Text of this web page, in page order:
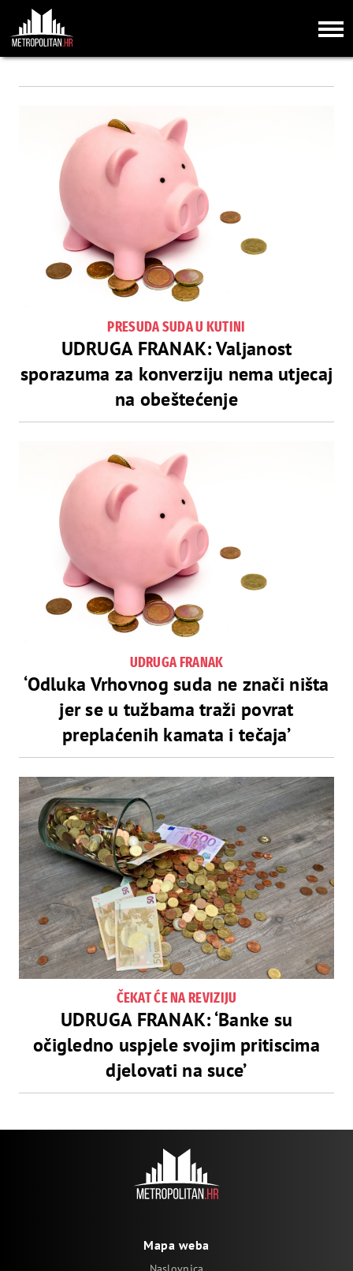
PRESUDA SUDA U KUTINI
UDRUGA FRANAK: Valjanost
sporazuma za konverziju nema utjecaj
na obeštećenje
UDRUGA FRANAK
‘Odluka Vrhovnog suda ne znači ništa
jer se u tužbama traži povrat
preplaćenih kamata i tečaja’
ČEKAT ĆE NA REVIZIJU
UDRUGA FRANAK: ‘Banke su
očigledno uspjele svojim pritiscima
djelovati na suce’
Mapa weba